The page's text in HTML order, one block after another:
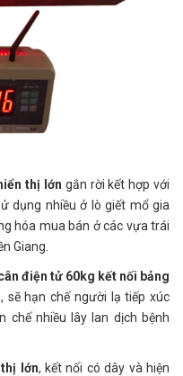
thị lớn gắn rời kết hợp với
dụng nhiều ở lò giết mổ gia
hóa mua bán ở các vựa trái
Giang.
điện tử 60kg kết nối bảng
sẽ hạn chế người lạ tiếp xúc
chế nhiều lây lan dịch bệnh
lớn, kết nối có dây và hiện